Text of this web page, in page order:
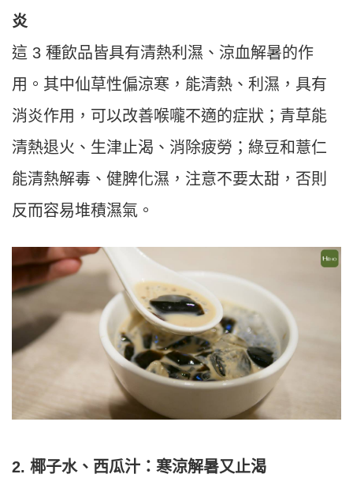
炎
這 3 種飲品皆具有清熱利濕、涼血解暑的作
用。其中仙草性偏涼寒，能清熱、利濕，具有
消炎作用，可以改善喉嚨不適的症狀；青草能
清熱退火、生津止渴、消除疲勞；綠豆和薏仁
能清熱解毒、健脾化濕，注意不要太甜，否則
反而容易堆積濕氣。
2. 椰子水、西瓜汁：寒涼解暑又止渴